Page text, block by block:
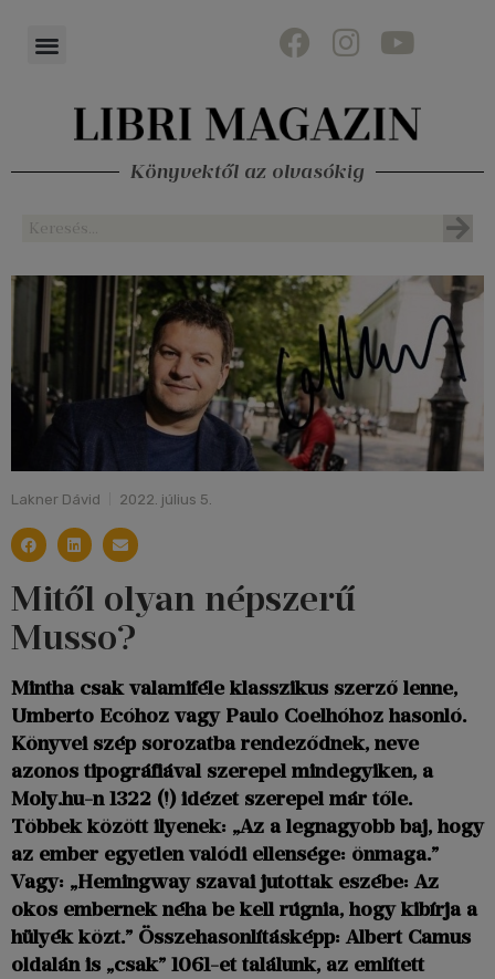
Könyvektől az olvasókig
Lakner Dávid 2022. július 5.
Mitől olyan népszerű
Musso?
Mintha csak valamiféle klasszikus szerző lenne,
Umberto Ecóhoz vagy Paulo Coelhóhoz hasonló.
Könyvei szép sorozatba rendeződnek, neve
azonos tipográfiával szerepel mindegyiken, a
Moly.hu-n 1322 (!) idézet szerepel már tőle.
Többek között ilyenek: „Az a legnagyobb baj, hogy
az ember egyetlen valódi ellensége: önmaga.”
Vagy: „Hemingway szavai jutottak eszébe: Az
okos embernek néha be kell rúgnia, hogy kibírja a
hülyék közt.” Összehasonlításképp: Albert Camus
oldalán is „csak” 1061-et találunk, az említett